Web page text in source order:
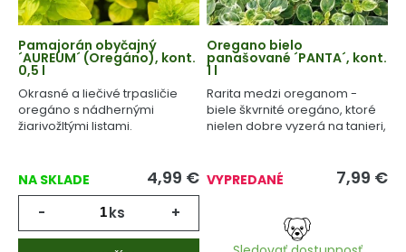
Pamajorán obyčajný
´AUREUM´ (Oregáno), kont.
0,5 l
Okrasné a liečivé trpasličie
oregáno s nádhernými
žiarivožltými listami.
NA SKLADE 4,99 €
- ks +
Oregano bielo
panašované ´PANTA´, kont.
1 l
Rarita medzi oreganom -
biele škvrnité oregáno, ktoré
nielen dobre vyzerá na tanieri,
VYPREDANÉ 7,99 €